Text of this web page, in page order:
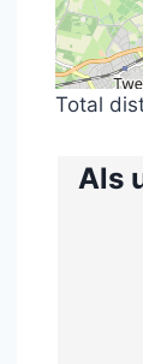
Total
Als